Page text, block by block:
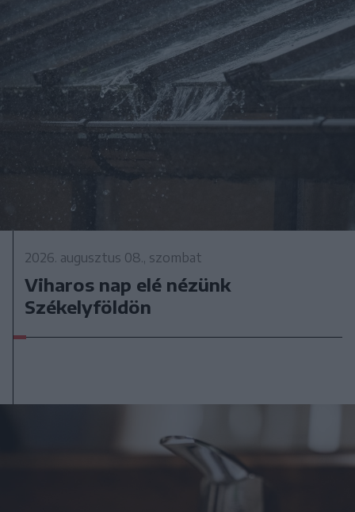
2026. augusztus 08., szombat
Viharos nap elé nézünk
Székelyföldön